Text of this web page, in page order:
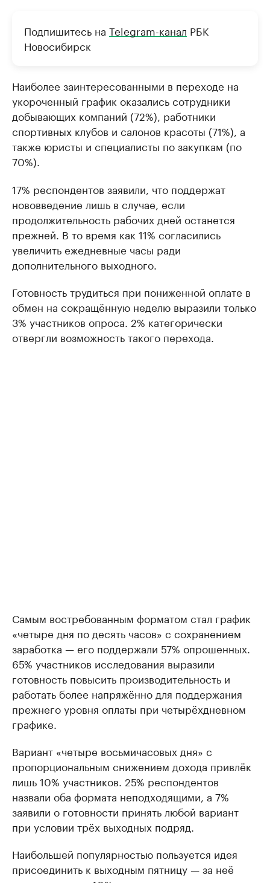
Подпишитесь на Telegram-канал РБК
Новосибирск
Наиболее заинтересованными в переходе на
укороченный график оказались сотрудники
добывающих компаний (72%), работники
спортивных клубов и салонов красоты (71%), а
также юристы и специалисты по закупкам (по
70%).
17% респондентов заявили, что поддержат
нововведение лишь в случае, если
продолжительность рабочих дней останется
прежней. В то время как 11% согласились
увеличить ежедневные часы ради
дополнительного выходного.
Готовность трудиться при пониженной оплате в
обмен на сокращённую неделю выразили только
3% участников опроса. 2% категорически
отвергли возможность такого перехода.
Самым востребованным форматом стал график
«четыре дня по десять часов» с сохранением
заработка — его поддержали 57% опрошенных.
65% участников исследования выразили
готовность повысить производительность и
работать более напряжённо для поддержания
прежнего уровня оплаты при четырёхдневном
графике.
Вариант «четыре восьмичасовых дня» с
пропорциональным снижением дохода привлёк
лишь 10% участников. 25% респондентов
назвали оба формата неподходящими, а 7%
заявили о готовности принять любой вариант
при условии трёх выходных подряд.
Наибольшей популярностью пользуется идея
присоединить к выходным пятницу — за неё